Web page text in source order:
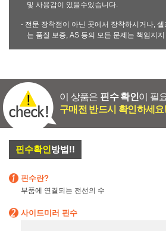
및 사용감이 있을수있습니다.
- 전문 장착점이 아닌 곳에서 장착하시거나,
는 품질 보증, AS 등의 모든 문제는 책임지
이 상품은 핀수 확인이 필
구매전 반드시 확인하세요!
핀수확인방법!!
핀수란?
부품에 연결되는 전선의 수
사이드미러 핀수